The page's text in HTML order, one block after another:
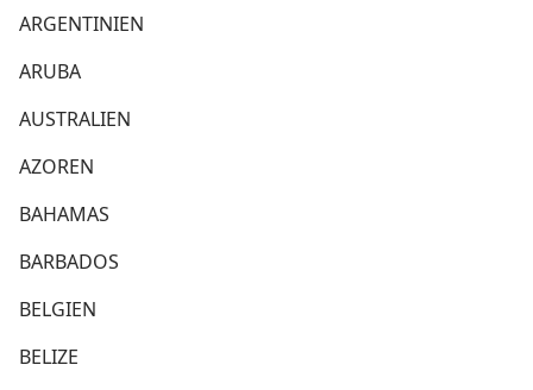
ARGENTINIEN
ARUBA
AUSTRALIEN
AZOREN
BAHAMAS
BARBADOS
BELGIEN
BELIZE